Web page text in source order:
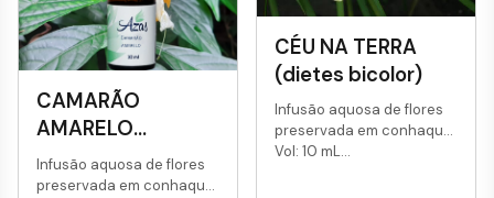
CAMARÃO
AMARELO
(pachistachys
lutea)
Infusão aquosa de flores
preservada em conhaque.
CÉU NA TERRA
(dietes bicolor)
Infusão aquosa de flores
preservada em conhaque.
Vol: 10 mL...